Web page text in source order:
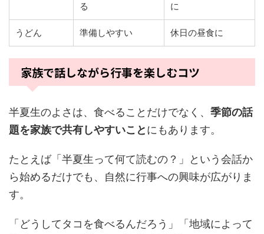
る
に
うどん 準備しやすい 休日の昼食に
家族で話しながら行事を楽しむコツ
半夏生のよさは、食べることだけでなく、 季節の話
題を家族で共有しやすいことにもあります。
たとえば「半夏生って何て読むの？」という会話か
ら始めるだけでも、自然に行事への興味が広がりま
す。
「どうしてタコを食べるんだろう」「地域によって